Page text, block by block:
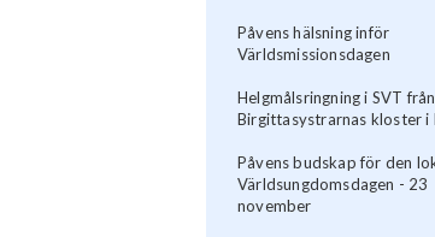
Påvens hälsning inför
Världsmissionsdagen
Helgmålsringning i SVT från
Birgittasystrarnas kloster i
Påvens budskap för den
Världsungdomsdagen - 23
november